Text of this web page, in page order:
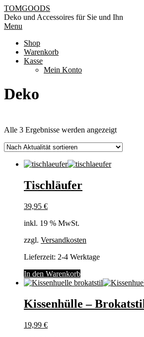
Skip
to
content
TOMGOODS
Deko und Accessoires für Sie und Ihn
Primary
Menu
Menu
Shop
Warenkorb
Kasse
Mein Konto
Deko
Alle 3 Ergebnisse werden angezeigtNach
sortiert
Tischläufer
39,95 €
inkl. 19 % MwSt.
zzgl. Versandkosten
Lieferzeit: 2-4 Werktage
In den Warenkorb
Kissenhülle – Brokatstil
19,99 €